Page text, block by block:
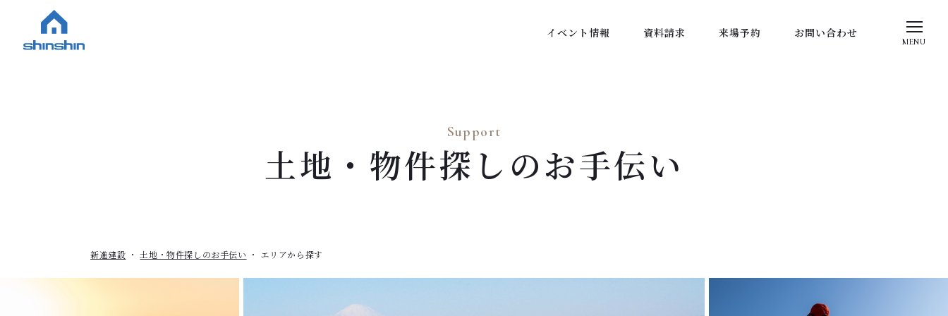
イベント情報 資料請求 来場予約 お問い合わせ
MENU
Support
土地・物件探しのお手伝い
新進建設 土地・物件探しのお手伝い エリアから探す